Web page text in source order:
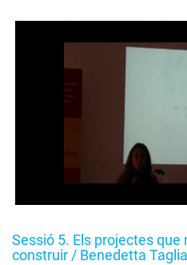
Sessió 5. Els projectes que
construir / Benedetta